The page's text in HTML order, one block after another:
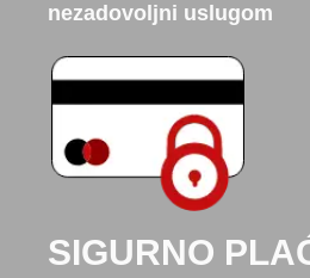
nezadovoljni uslugom
SIGURNO